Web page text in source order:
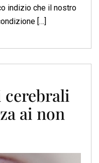
indizio che il nostro
[…]
ai non